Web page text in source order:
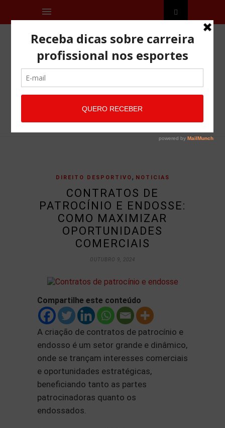
DIREITO DESPORTIVO , NOTICIAS
CONTRATOS DE
PATROCÍNIO E ENDOSSE:
COMO MAXIMIZAR
OPORTUNIDADES
COMERCIAIS
OUTUBRO 9, 2024
Compartilhe este conteúdo
A criação de contratos de patrocínio e
endosso é um setor grande e dinâmico,
onde se trançam interesses comerciais
e oportunidades estratégicas,
beneficiando tanto as partes
patrocinadoras quanto os
endossados.